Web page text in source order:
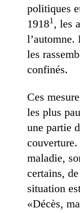
politiques
19181 , les
l’automne.
les
confinés.
Ces
les plus
une partie
couverture.
maladie,
certains,
situation
«Décès,